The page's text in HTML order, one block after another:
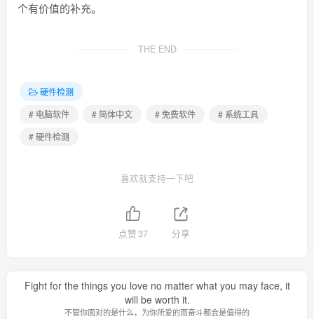
个有价值的补充。
THE END
硬件检测
# 电脑软件
# 简体中文 # 免费软件
# 系统工具
# 硬件检测
喜欢就支持一下吧
点赞37 分享
Fight for the things you love no matter what you may face, it
will be worth it.
不管你面对的是什么，为你所爱的而奋斗都会是值得的